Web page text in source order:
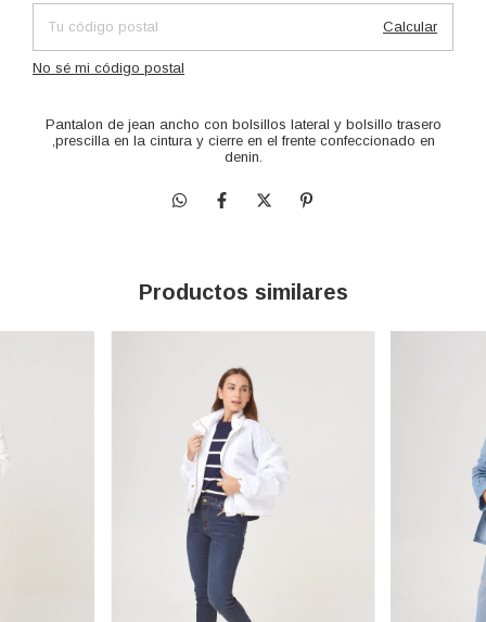
Calcular
No sé mi código postal
Pantalon de jean ancho con bolsillos lateral y bolsillo trasero
,prescilla en la cintura y cierre en el frente confeccionado en
denin.
Productos similares